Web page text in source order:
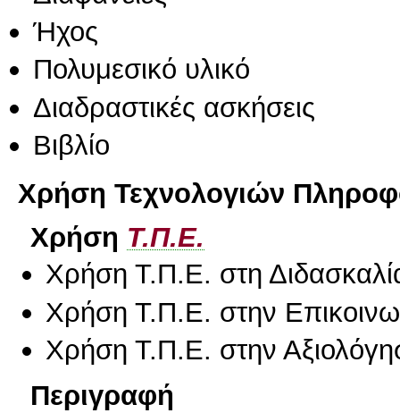
Ήχος
Πολυμεσικό υλικό
Διαδραστικές ασκήσεις
Βιβλίο
Χρήση Τεχνολογιών
Χρήση Τ.Π.Ε.
Χρήση Τ.Π.Ε. στη
Χρήση Τ.Π.Ε. στην
Χρήση Τ.Π.Ε. στην
Περιγραφή